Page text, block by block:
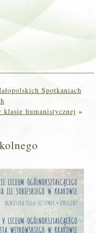
Spotkaniach
humanistycznej »